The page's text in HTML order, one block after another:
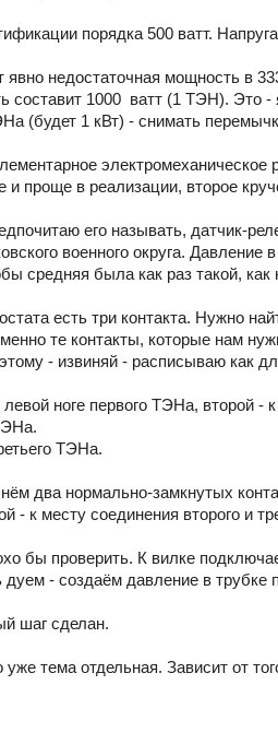
порядка 500 ватт.
недостаточная мощность в
составит 1000 ватт (1 ТЭН). Это
(будет 1 кВт) - снимать
электромеханическое
проще в реализации, второе
его называть, датчик-
военного округа.
средняя была как раз такой,
есть три контакта. Нужно
те контакты, которые нам
- извиняй - расписываю как
ноге первого ТЭНа, второй - к
ТЭНа.
два нормально-замкнутых
- к месту соединения второго и
бы проверить. К вилке
- создаём давление в трубке
шаг сделан.
тема отдельная. Зависит от